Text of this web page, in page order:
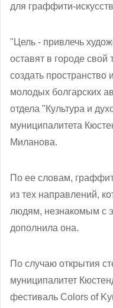
для граффити-
"Цель - привлечь
оставят в городе свой
создать пространство
молодых болгарских
отдела "Культура и
муниципалитета
Миланова.
По ее словам,
из тех направлений,
людям, незнакомым с
дополнила она.
По случаю открытия
муниципалитет
фестиваль Colors of